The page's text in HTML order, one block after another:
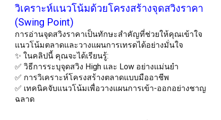
วิเคราะห์แนวโน้มด้วยโครงสร้างจุดสวิงราคา
(Swing Point)
การอ่านจุดสวิงราคาเป็นทักษะสำคัญที่ช่วยให้คุณเข้าใจ
แนวโน้มตลาดและวางแผนการเทรดได้อย่างมั่นใจ
✨ ในคลิปนี้ คุณจะได้เรียนรู้:
✅ วิธีการระบุจุดสวิง High และ Low อย่างแม่นยำ
✅ การวิเคราะห์โครงสร้างตลาดแบบมืออาชีพ
✅ เทคนิคจับแนวโน้มเพื่อวางแผนการเข้า-ออกอย่างชาญ
ฉลาด